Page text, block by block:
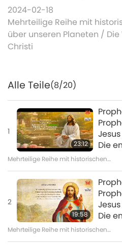
2024-02-18
Mehrteilige Reihe mit
über unseren Planeten /
Christi
Alle Teile(8/20)
1
23:12
Die
und
Mehrteilige Reihe mit historischen
2
19:58
Die
und
Mehrteilige Reihe mit historischen